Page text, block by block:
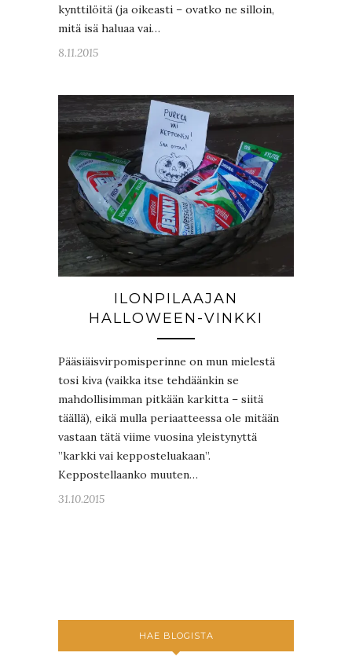
kynttilöitä (ja oikeasti – ovatko ne silloin,
mitä isä haluaa vai…
8.11.2015
ILONPILAAJAN
HALLOWEEN-VINKKI
Pääsiäisvirpomisperinne on mun mielestä
tosi kiva (vaikka itse tehdäänkin se
mahdollisimman pitkään karkitta – siitä
täällä), eikä mulla periaatteessa ole mitään
vastaan tätä viime vuosina yleistynyttä
”karkki vai kepposteluakaan”.
Keppostellaanko muuten…
31.10.2015
HAE BLOGISTA